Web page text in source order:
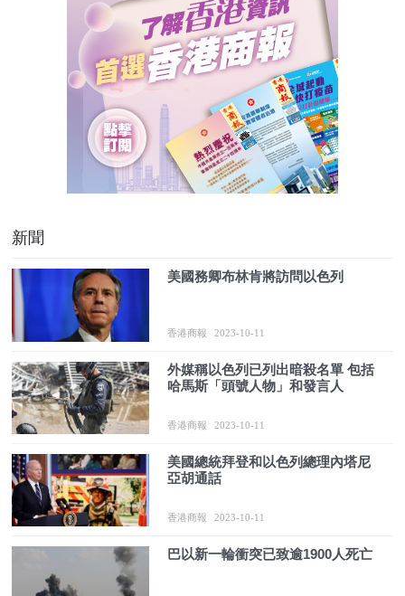
新聞
美國務卿布林肯將訪問以色列
香港商報 2023-10-11
外媒稱以色列已列出暗殺名單 包括
哈馬斯「頭號人物」和發言人
香港商報 2023-10-11
美國總統拜登和以色列總理內塔尼
亞胡通話
香港商報 2023-10-11
巴以新一輪衝突已致逾1900人死亡